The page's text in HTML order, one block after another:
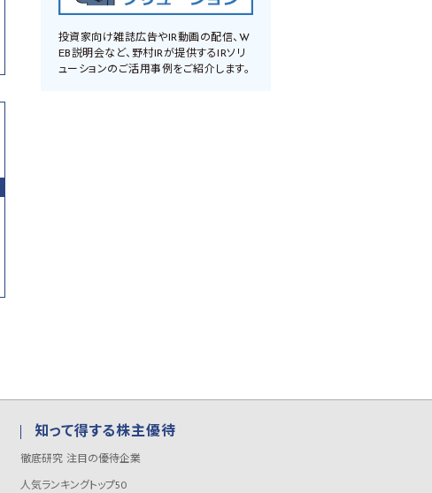
投資家向け雑誌広告やIR動画の配信、W
EB説明会など、野村IRが提供するIRソリ
ューションのご活用事例をご紹介します。
知って得する株主優待
徹底研究 注目の優待企業
人気ランキングトップ50